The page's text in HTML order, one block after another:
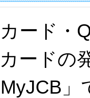
ード・
ードの
」